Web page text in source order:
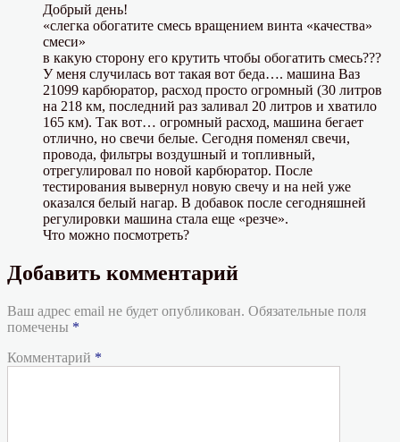
Добрый день!
«слегка обогатите смесь вращением винта «качества»
смеси»
в какую сторону его крутить чтобы обогатить смесь???
У меня случилась вот такая вот беда…. машина Ваз
21099 карбюратор, расход просто огромный (30 литров
на 218 км, последний раз заливал 20 литров и хватило
165 км). Так вот… огромный расход, машина бегает
отлично, но свечи белые. Сегодня поменял свечи,
провода, фильтры воздушный и топливный,
отрегулировал по новой карбюратор. После
тестирования вывернул новую свечу и на ней уже
оказался белый нагар. В добавок после сегодняшней
регулировки машина стала еще «резче».
Что можно посмотреть?
Добавить комментарий
Ваш адрес email не будет опубликован. Обязательные поля
помечены *
Комментарий *